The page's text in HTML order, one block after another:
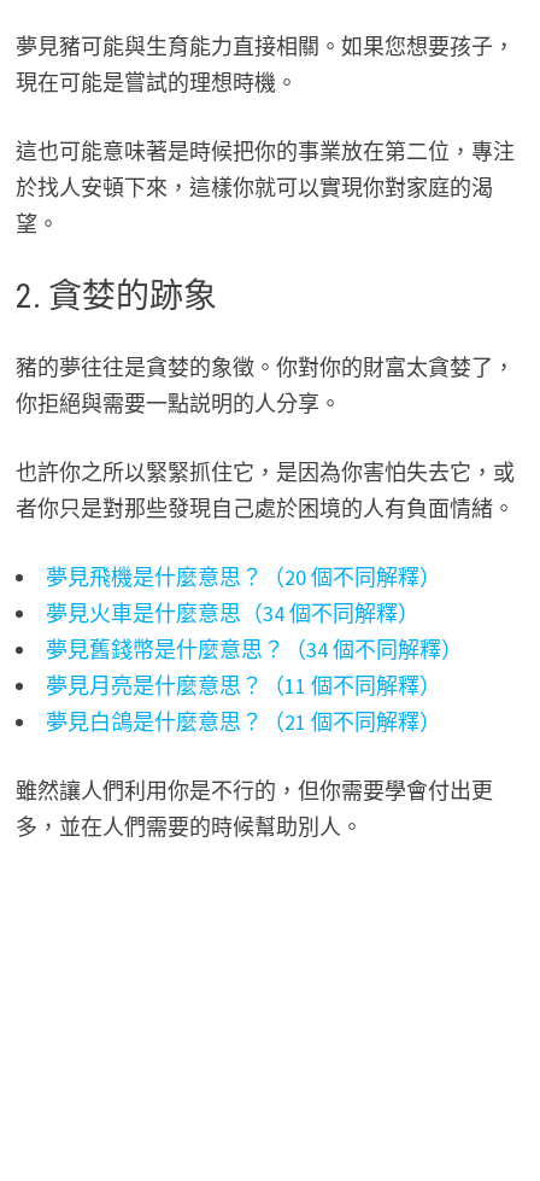
夢見豬可能與生育能力直接相關。如果您想要孩子，
現在可能是嘗試的理想時機。
這也可能意味著是時候把你的事業放在第二位，專注
於找人安頓下來，這樣你就可以實現你對家庭的渴
望。
2. 貪婪的跡象
豬的夢往往是貪婪的象徵。你對你的財富太貪婪了，
你拒絕與需要一點説明的人分享。
也許你之所以緊緊抓住它，是因為你害怕失去它，或
者你只是對那些發現自己處於困境的人有負面情緒。
夢見飛機是什麼意思？（20 個不同解釋）
夢見火車是什麼意思（34 個不同解釋）
夢見舊錢幣是什麼意思？（34 個不同解釋）
夢見月亮是什麼意思？（11 個不同解釋）
夢見白鴿是什麼意思？（21 個不同解釋）
雖然讓人們利用你是不行的，但你需要學會付出更
多，並在人們需要的時候幫助別人。